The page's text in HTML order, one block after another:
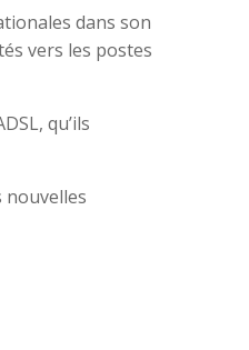
dans son
vers les postes
qu’ils
nouvelles